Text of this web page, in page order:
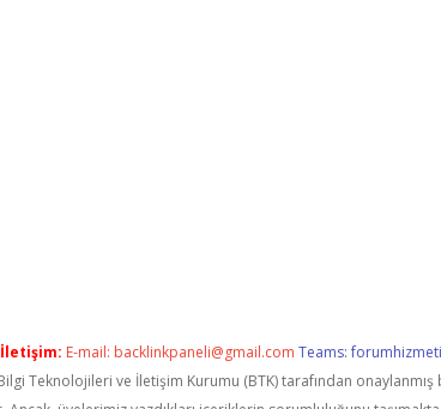
E-mail: backlinkpaneli@gmail.com Teams:
Bilgi Teknolojileri ve İletişim Kurumu (BTK) tarafından